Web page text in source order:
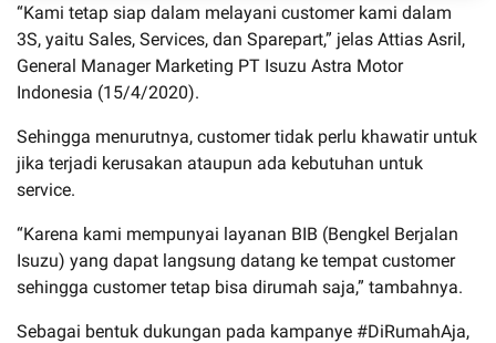
“Kami tetap siap dalam melayani customer kami dalam
3S, yaitu Sales, Services, dan Sparepart,” jelas Attias Asril,
General Manager Marketing PT Isuzu Astra Motor
Indonesia (15/4/2020).
Sehingga menurutnya, customer tidak perlu khawatir untuk
jika terjadi kerusakan ataupun ada kebutuhan untuk
service.
“Karena kami mempunyai layanan BIB (Bengkel Berjalan
Isuzu) yang dapat langsung datang ke tempat customer
sehingga customer tetap bisa dirumah saja,” tambahnya.
Sebagai bentuk dukungan pada kampanye #DiRumahAja,